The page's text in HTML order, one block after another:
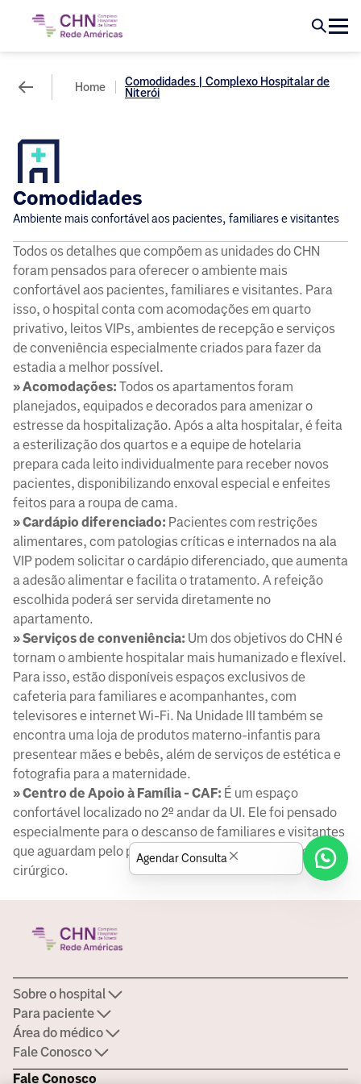
Home
Comodidades | Complexo Hospitalar de
Niterói
Comodidades
Ambiente mais confortável aos pacientes, familiares e visitantes
Todos os detalhes que compõem as unidades do CHN
foram pensados para oferecer o ambiente mais
confortável aos pacientes, familiares e visitantes. Para
isso, o hospital conta com acomodações em quarto
privativo, leitos VIPs, ambientes de recepção e serviços
de conveniência especialmente criados para fazer da
estadia a melhor possível.
» Acomodações: Todos os apartamentos foram
planejados, equipados e decorados para amenizar o
estresse da hospitalização. Após a alta hospitalar, é feita
a esterilização dos quartos e a equipe de hotelaria
prepara cada leito individualmente para receber novos
pacientes, disponibilizando enxoval especial e enfeites
feitos para a roupa de cama.
» Cardápio diferenciado: Pacientes com restrições
alimentares, com patologias críticas e internados na ala
VIP podem solicitar o cardápio diferenciado, que aumenta
a adesão alimentar e facilita o tratamento. A refeição
escolhida poderá ser servida diretamente no
apartamento.
» Serviços de conveniência: Um dos objetivos do CHN é
tornam o ambiente hospitalar mais humanizado e flexível.
Para isso, estão disponíveis espaços exclusivos de
cafeteria para familiares e acompanhantes, com
televisores e internet Wi-Fi. Na Unidade III também se
encontra uma loja de produtos materno-infantis para
presentear mães e bebês, além de serviços de estética e
fotografia para a maternidade.
» Centro de Apoio à Família - CAF: É um espaço
confortável localizado no 2º andar da UI. Ele foi pensado
especialmente para o descanso de familiares e visitantes
que aguardam pelo paciente que está em procedimento
cirúrgico.
Fale Conosco
Sobre o hospital
Para paciente
Área do médico
Fale Conosco
Agendar Consulta